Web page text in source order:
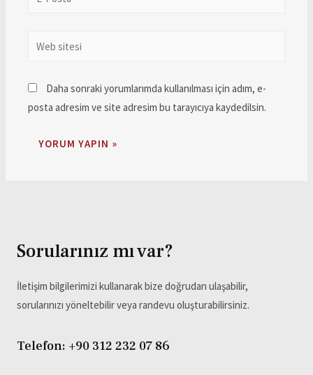
Daha sonraki yorumlarımda kullanılması için adım, e-
posta adresim ve site adresim bu tarayıcıya kaydedilsin.
Sorularınız mı var?
İletişim bilgilerimizi kullanarak bize doğrudan ulaşabilir,
sorularınızı yöneltebilir veya randevu oluşturabilirsiniz.
Telefon: +90 312 232 07 86